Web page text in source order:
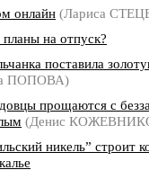
онлайн (Лариса
на отпуск?
поставила
ПОПОВА)
прощаются с
(Денис
никель” строит